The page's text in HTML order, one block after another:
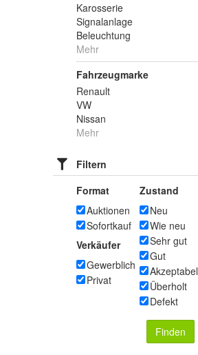
Karosserie
Signalanlage
Beleuchtung
Mehr
Fahrzeugmarke
Renault
VW
Nissan
Mehr
Filtern
Format
Auktionen
Sofortkauf
Verkäufer
Gewerblich
Privat
Zustand
Neu
Wie neu
Sehr gut
Gut
Akzeptabel
Überholt
Defekt
Finden